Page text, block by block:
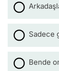
Sadece
Bende